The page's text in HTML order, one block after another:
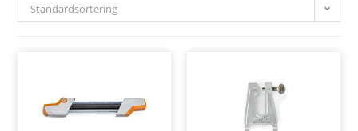
Standardsortering